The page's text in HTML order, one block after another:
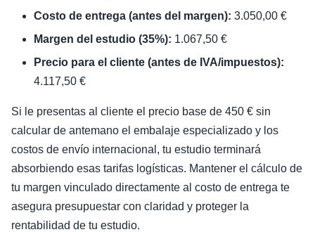
Costo de entrega (antes del margen): 3.050,00 €
Margen del estudio (35%): 1.067,50 €
Precio para el cliente (antes de IVA/impuestos):
4.117,50 €
Si le presentas al cliente el precio base de 450 € sin
calcular de antemano el embalaje especializado y los
costos de envío internacional, tu estudio terminará
absorbiendo esas tarifas logísticas. Mantener el cálculo de
tu margen vinculado directamente al costo de entrega te
asegura presupuestar con claridad y proteger la
rentabilidad de tu estudio.